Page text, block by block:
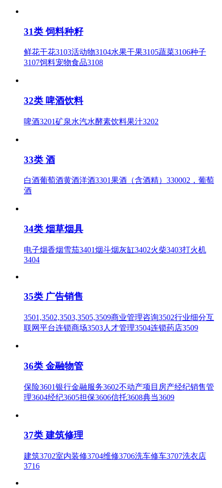
31类 饲料种籽
鲜花干花3103活动物3104水果干果3105蔬菜3106种子
3107饲料宠物食品3108
32类 啤酒饮料
啤酒3201矿泉水汽水酵素饮料果汁3202
33类 酒
白酒葡萄酒黄酒洋酒3301果酒（含酒精）330002，葡萄
酒
34类 烟草烟具
电子烟香烟雪茄3401烟斗烟灰缸3402火柴3403打火机
3404
35类 广告销售
3501,3502,3503,3505,3509商业管理咨询3502行业细分互
联网平台连锁商场3503人才管理3504连锁药店3509
36类 金融物管
保险3601银行金融服务3602不动产项目房产经纪销售管
理3604经纪3605担保3606信托3608典当3609
37类 建筑修理
建筑3702室内装修3704维修3706洗车修车3707洗衣店
3716